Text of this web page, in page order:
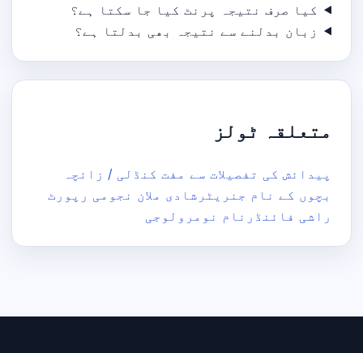
کیا صرف نتیجہ پرنٹ کیا جا سکتا ہے؟
زبان بدلنے سے نتیجہ بھی بدلتا ہے؟
متعلقہ ٹولز
پیدائش کی تفصیلات سے مفت کنڈلی / زائچہ
بچوں کے نام جنریٹر شادی ملان نجومی رپورٹ
راشی فائنڈر نام نومرولوجی